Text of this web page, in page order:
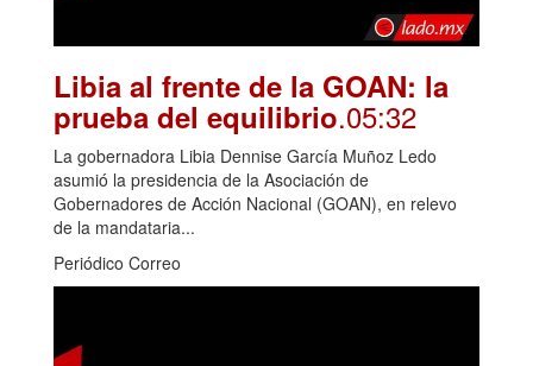
Libia al frente de la GOAN: la
prueba del equilibrio.05:32
La gobernadora Libia Dennise García Muñoz Ledo
asumió la presidencia de la Asociación de
Gobernadores de Acción Nacional (GOAN), en relevo
de la mandataria...
Periódico Correo